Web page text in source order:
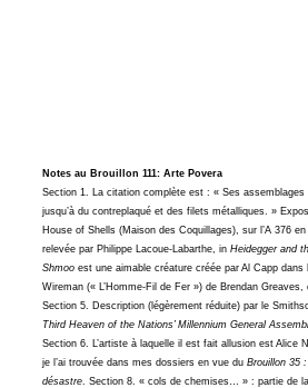
Notes au Brouillon 111: Arte Povera
Section 1. La citation complète est : « Ses
jusqu’à du contreplaqué et des filets métalliques. »
House of Shells (Maison des Coquillages), sur l’A 376
relevée par Philippe Lacoue-Labarthe, in Heidegger and
Shmoo est une aimable créature créée par Al Capp
Wireman (« L’Homme-Fil de Fer ») de Brendan Greaves,
Section 5. Description (légèrement réduite) par le
Third Heaven of the Nations’ Millennium General
Section 6. L’artiste à laquelle il est fait allusion est
je l’ai trouvée dans mes dossiers en vue du Brouillon 35
désastre. Section 8. « cols de chemises… » : partie de